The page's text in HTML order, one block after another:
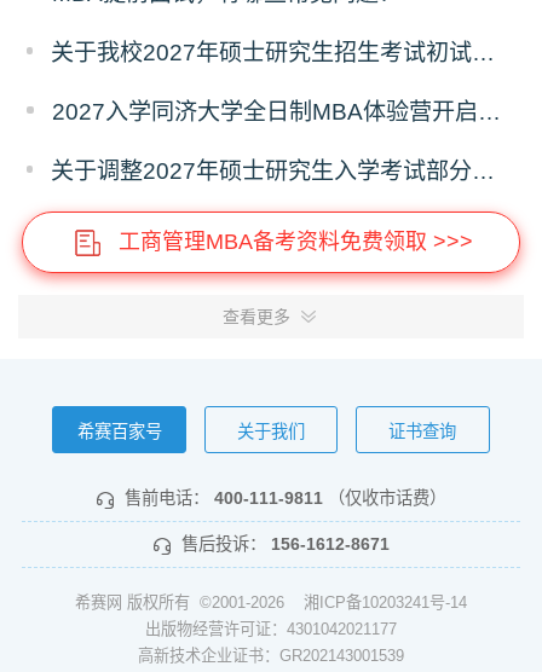
关于我校2027年硕士研究生招生考试初试科目调整的补充公告
2027入学同济大学全日制MBA体验营开启报名！
关于调整2027年硕士研究生入学考试部分专业考试科目的通知
工商管理MBA备考资料免费领取 >>>
查看更多
希赛百家号 关于我们 证书查询
售前电话： 400-111-9811 （仅收市话费）
售后投诉： 156-1612-8671
希赛网 版权所有 ©2001-2026 湘ICP备10203241号-14
出版物经营许可证：4301042021177
高新技术企业证书：GR202143001539